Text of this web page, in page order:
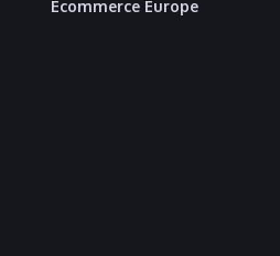
Ecommerce Europe